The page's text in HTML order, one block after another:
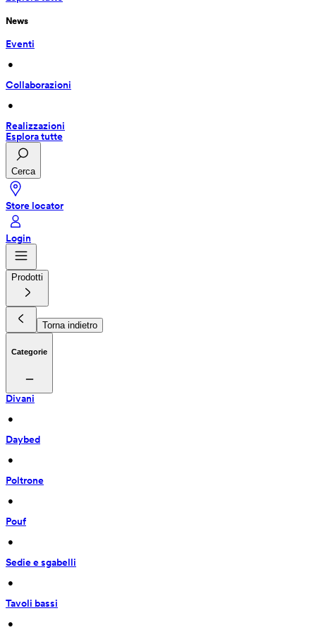
News
Eventi
•
Collaborazioni
•
Realizzazioni
Esplora tutte
Cerca
Store locator
Login
Prodotti
Torna indietro
Categorie
Divani
•
Daybed
•
Poltrone
•
Pouf
•
Sedie e sgabelli
•
Tavoli bassi
•